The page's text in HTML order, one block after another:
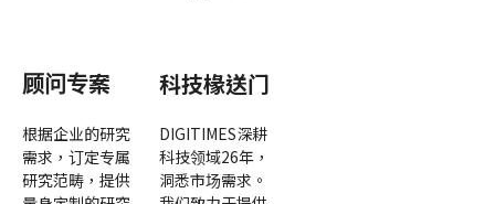
顾问专案
根据企业的研究
需求，订定专属
研究范畴，提供
科技椽送门
DIGITIMES深耕
科技领域26年，
洞悉市场需求。